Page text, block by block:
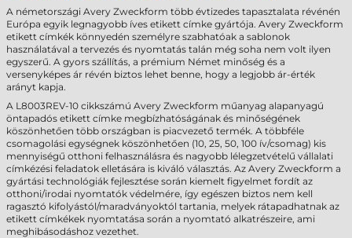
A németországi Avery Zweckform több évtizedes tapasztalata révénén
Európa egyik legnagyobb íves etikett címke gyártója. Avery Zweckform
etikett címkék könnyedén személyre szabhatóak a sablonok
használatával a tervezés és nyomtatás talán még soha nem volt ilyen
egyszerű. A gyors szállítás, a prémium Német minőség és a
versenyképes ár révén biztos lehet benne, hogy a legjobb ár-érték
arányt kapja.
A L8003REV-10 cikkszámú Avery Zweckform műanyag alapanyagú
öntapadós etikett címke megbízhatóságának és minőségének
köszönhetően több országban is piacvezető termék. A többféle
csomagolási egységnek köszönhetően (10, 25, 50, 100 ív/csomag) kis
mennyiségű otthoni felhasználásra és nagyobb lélegzetvételű vállalati
címkézési feladatok elletására is kiváló választás. Az Avery Zweckform a
gyártási technológiák fejlesztése során kiemelt figyelmet fordít az
otthoni/irodai nyomtatók védelmére, így egészen biztos nem kell
ragasztó kifolyástól/maradványoktól tartania, melyek rátapadhatnak az
etikett címkékek nyomtatása során a nyomtató alkatrészeire, ami
meghibásodáshoz vezethet.